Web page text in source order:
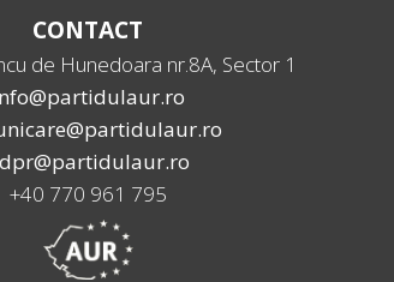
CONTACT
de Hunedoara nr.8A, Sector 1
+40 770 961 795